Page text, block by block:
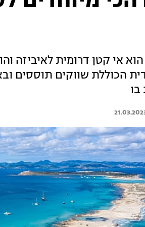
אי קטן דרומית לאיביזה
הכוללת שווקים תוססים